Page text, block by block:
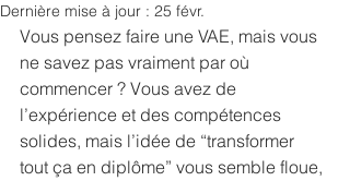
Dernière mise à jour : 25 févr.
Vous pensez faire une VAE, mais vous
ne savez pas vraiment par où
commencer ? Vous avez de
l’expérience et des compétences
solides, mais l’idée de “transformer
tout ça en diplôme” vous semble floue,